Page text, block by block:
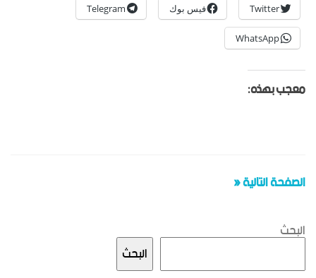
Twitter فيس بوك Telegram
WhatsApp
معجب بهذه:
الصفحة التالية «
البحث
البحث